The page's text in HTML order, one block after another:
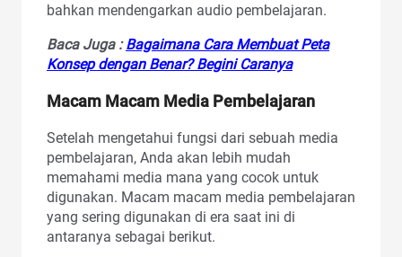
bahkan mendengarkan audio pembelajaran.
Baca Juga :Bagaimana Cara Membuat Peta
Konsep dengan Benar? Begini Caranya
Macam Macam Media Pembelajaran
Setelah mengetahui fungsi dari sebuah media
pembelajaran, Anda akan lebih mudah
memahami media mana yang cocok untuk
digunakan. Macam macam media pembelajaran
yang sering digunakan di era saat ini di
antaranya sebagai berikut.